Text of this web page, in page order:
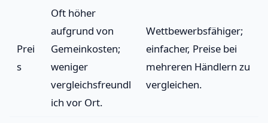
Prei
s
Oft höher
aufgrund von
Gemeinkosten;
weniger
vergleichsfreundl
ich vor Ort.
Wettbewerbsfähiger;
einfacher, Preise bei
mehreren Händlern zu
vergleichen.